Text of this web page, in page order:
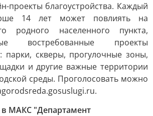
проекты благоустройства. Каждый
14 лет может повлиять на
родного населенного пункта,
востребованные проекты
парки, скверы, прогулочные зоны,
и другие важные территории
среды. Проголосовать можно
в МАКС "Департамент